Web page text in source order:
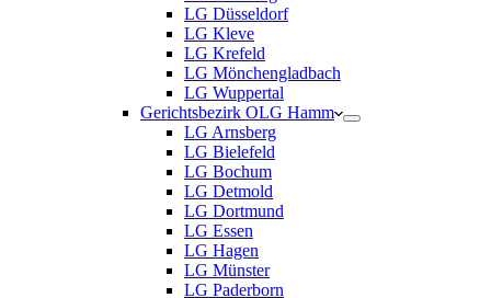
LG Düsseldorf
LG Kleve
LG Krefeld
LG Mönchengladbach
LG Wuppertal
Gerichtsbezirk OLG Hamm
LG Arnsberg
LG Bielefeld
LG Bochum
LG Detmold
LG Dortmund
LG Essen
LG Hagen
LG Münster
LG Paderborn